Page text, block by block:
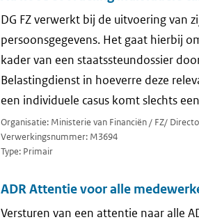
DG FZ verwerkt bij de uitvoering van
persoonsgegevens. Het gaat hierbij
kader van een staatssteundossier
Belastingdienst in hoeverre deze
een individuele casus komt slechts
Organisatie: Ministerie van Financiën / FZ/
Verwerkingsnummer: M3694
Type: Primair
ADR Attentie voor alle
Versturen van een attentie naar alle